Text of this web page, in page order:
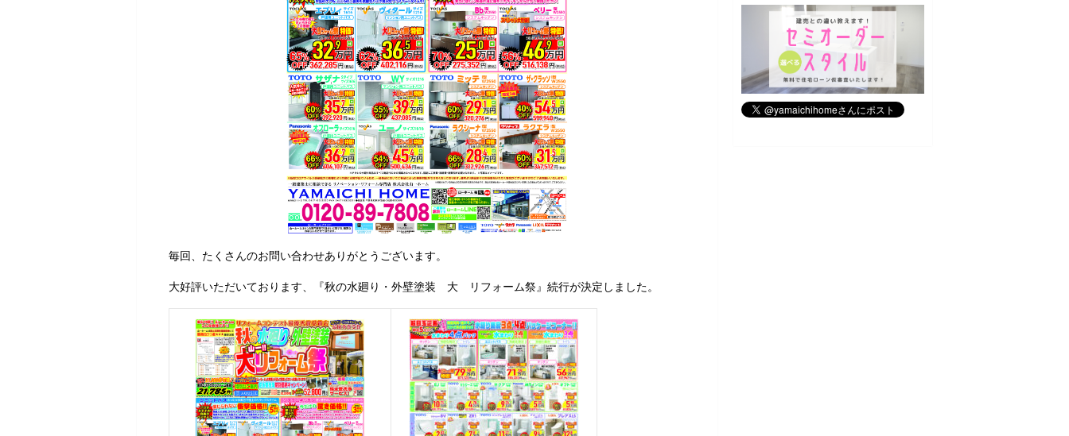
毎回、たくさんのお問い合わせありがとうございます。
大好評いただいております、『秋の水廻り・外壁塗装 大 リフォーム祭』続行が決定しました。